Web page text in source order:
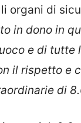
organi di
in dono in
e di tutte
il rispetto e
di